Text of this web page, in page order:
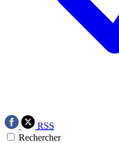
RSS
Rechercher